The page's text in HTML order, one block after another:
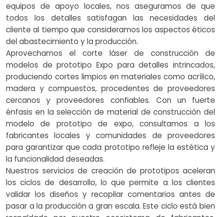
equipos de apoyo locales, nos aseguramos de que
todos los detalles satisfagan las necesidades del
cliente al tiempo que consideramos los aspectos éticos
del abastecimiento y la producción.
Aprovechamos el corte láser de construcción de
modelos de prototipo Expo para detalles intrincados,
produciendo cortes limpios en materiales como acrílico,
madera y compuestos, procedentes de proveedores
cercanos y proveedores confiables. Con un fuerte
énfasis en la selección de material de construcción del
modelo de prototipo de expo, consultamos a los
fabricantes locales y comunidades de proveedores
para garantizar que cada prototipo refleje la estética y
la funcionalidad deseadas.
Nuestros servicios de creación de prototipos aceleran
los ciclos de desarrollo, lo que permite a los clientes
validar los diseños y recopilar comentarios antes de
pasar a la producción a gran escala. Este ciclo está bien